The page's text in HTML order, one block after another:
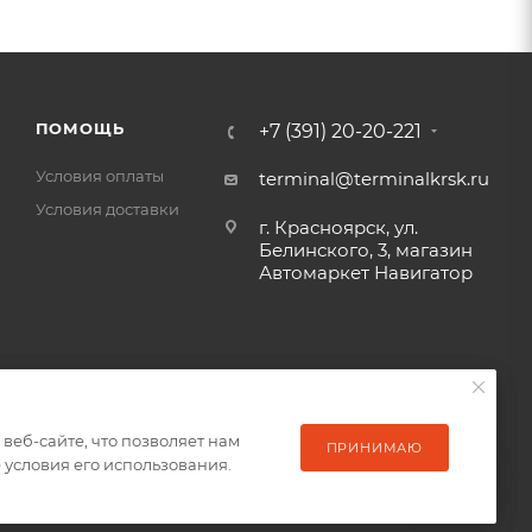
ПОМОЩЬ
Условия оплаты
Условия доставки
+7 (391) 20-20-221
terminal@terminalkrsk.ru
г. Красноярск, ул.
Белинского, 3, магазин
Автомаркет Навигатор
сайте, что позволяет нам
его использования.
ПРИНИМАЮ
сайте, что позволяет нам
его использования.
ПРИНИМАЮ